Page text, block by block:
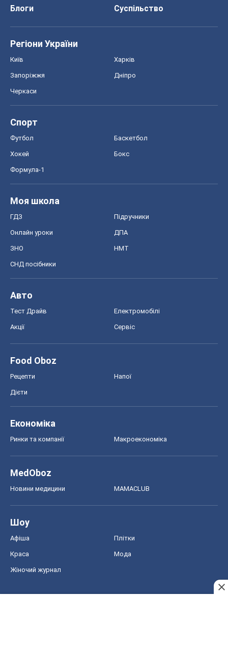
Блоги
Суспільство
Регіони України
Київ Харків
Запоріжжя Дніпро
Черкаси
Спорт
Футбол Баскетбол
Хокей Бокс
Формула-1
Моя школа
ГДЗ Підручники
Онлайн уроки ДПА
ЗНО НМТ
СНД посібники
Авто
Тест Драйв Електромобілі
Акції Сервіс
Food Oboz
Рецепти Напої
Дієти
Економіка
Ринки та компанії Макроекономіка
MedOboz
Новини медицини MAMACLUB
Шоу
Афіша Плітки
Краса Мода
Жіночий журнал